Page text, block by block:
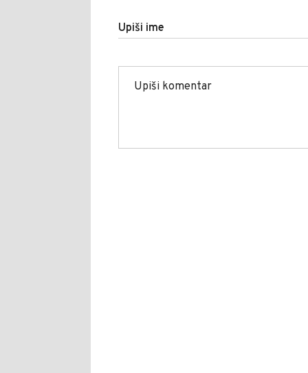
Upiši ime